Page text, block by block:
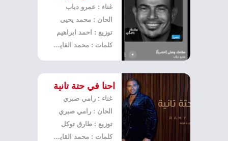
غناء : عمرو دياب
الحان : محمد يحيى
توزيع : احمد ابراهيم
كلمات : محمد القاياتي
احنا في حتة تانية
غناء : رامي صبري
الحان : رامي صبري
توزيع : طارق توكل
كلمات : محمد القاياتي